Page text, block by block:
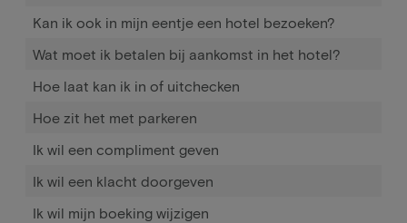
Kan ik ook in mijn eentje een hotel bezoeken?
Wat moet ik betalen bij aankomst in het hotel?
Hoe laat kan ik in of uitchecken
Hoe zit het met parkeren
Ik wil een compliment geven
Ik wil een klacht doorgeven
Ik wil mijn boeking wijzigen